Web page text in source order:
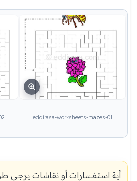
eddirasa-worksheets-mazes-01
أية استفسارات أو نقاشات يرجى